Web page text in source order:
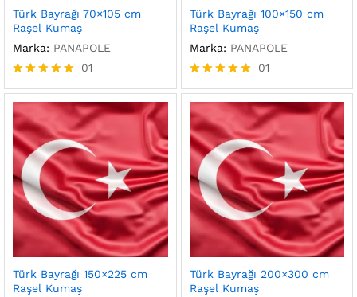
Türk Bayrağı 70×105 cm
Raşel Kumaş
Marka: PANAPOLE
5 üzerinden
5.00
oy aldı
01
Türk Bayrağı 100×150 cm
Raşel Kumaş
Marka: PANAPOLE
5 üzerinden
5.00
oy aldı
01
Türk Bayrağı 150×225 cm
Raşel Kumaş
Türk Bayrağı 200×300 cm
Raşel Kumaş